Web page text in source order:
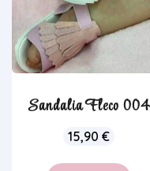
Sandalia Fleco 004
15,90 €